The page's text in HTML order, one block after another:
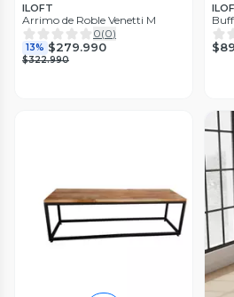
ILOFT
Arrimo de Roble Venetti M
0(0)
13% $279.990
$322.990